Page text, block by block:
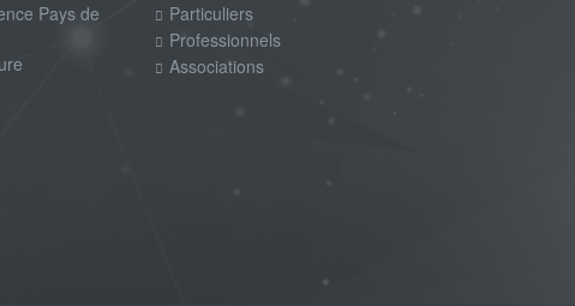
Pays de
Particuliers
Professionnels
Associations